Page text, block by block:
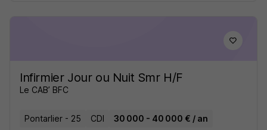
Infirmier Jour ou Nuit Smr H/F
Le CAB’ BFC
Pontarlier - 25 CDI 30 000 - 40 000 € / an